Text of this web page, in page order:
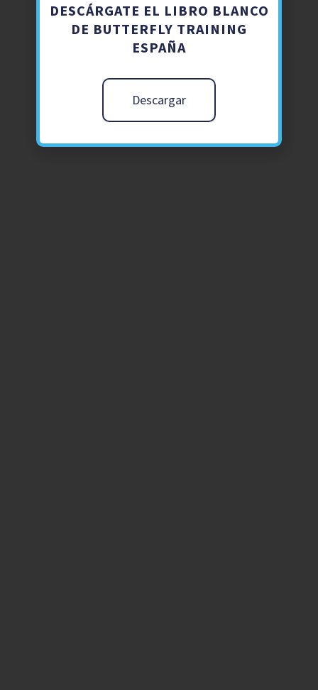
DESCÁRGATE EL LIBRO BLANCO
DE BUTTERFLY TRAINING
ESPAÑA
Descargar